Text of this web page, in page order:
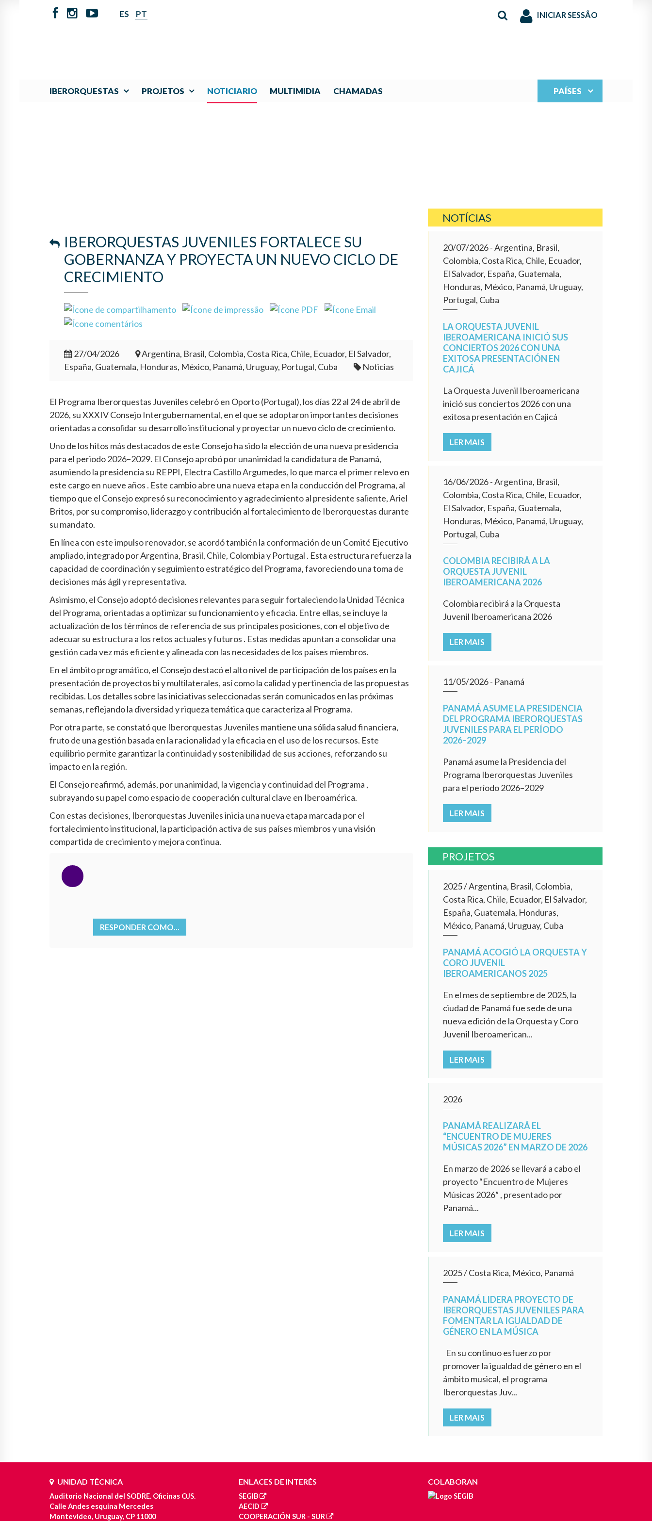
ES PT INICIAR SESSÃO
IBERORQUESTAS PROJETOS NOTICIARIO MULTIMIDIA CHAMADAS PAÍSES
IBERORQUESTAS JUVENILES FORTALECE SU
GOBERNANZA Y PROYECTA UN NUEVO CICLO DE
CRECIMIENTO
27/04/2026
Argentina, Brasil, Colombia, Costa Rica, Chile, Ecuador, El Salvador,
España, Guatemala, Honduras, México, Panamá, Uruguay, Portugal, Cuba
Noticias
El Programa Iberorquestas Juveniles celebró en Oporto (Portugal), los días 22 al 24 de abril de
2026, su XXXIV Consejo Intergubernamental, en el que se adoptaron importantes decisiones
orientadas a consolidar su desarrollo institucional y proyectar un nuevo ciclo de crecimiento.
Uno de los hitos más destacados de este Consejo ha sido la elección de una nueva presidencia
para el periodo 2026–2029. El Consejo aprobó por unanimidad la candidatura de Panamá,
asumiendo la presidencia su REPPI, Electra Castillo Argumedes, lo que marca el primer relevo en
este cargo en nueve años . Este cambio abre una nueva etapa en la conducción del Programa, al
tiempo que el Consejo expresó su reconocimiento y agradecimiento al presidente saliente, Ariel
Britos, por su compromiso, liderazgo y contribución al fortalecimiento de Iberorquestas durante
su mandato.
En línea con este impulso renovador, se acordó también la conformación de un Comité Ejecutivo
ampliado, integrado por Argentina, Brasil, Chile, Colombia y Portugal . Esta estructura refuerza la
capacidad de coordinación y seguimiento estratégico del Programa, favoreciendo una toma de
decisiones más ágil y representativa.
Asimismo, el Consejo adoptó decisiones relevantes para seguir fortaleciendo la Unidad Técnica
del Programa, orientadas a optimizar su funcionamiento y eficacia. Entre ellas, se incluye la
actualización de los términos de referencia de sus principales posiciones, con el objetivo de
adecuar su estructura a los retos actuales y futuros . Estas medidas apuntan a consolidar una
gestión cada vez más eficiente y alineada con las necesidades de los países miembros.
En el ámbito programático, el Consejo destacó el alto nivel de participación de los países en la
presentación de proyectos bi y multilaterales, así como la calidad y pertinencia de las propuestas
recibidas. Los detalles sobre las iniciativas seleccionadas serán comunicados en las próximas
semanas, reflejando la diversidad y riqueza temática que caracteriza al Programa.
Por otra parte, se constató que Iberorquestas Juveniles mantiene una sólida salud financiera,
fruto de una gestión basada en la racionalidad y la eficacia en el uso de los recursos. Este
equilibrio permite garantizar la continuidad y sostenibilidad de sus acciones, reforzando su
impacto en la región.
El Consejo reafirmó, además, por unanimidad, la vigencia y continuidad del Programa ,
subrayando su papel como espacio de cooperación cultural clave en Iberoamérica.
Con estas decisiones, Iberorquestas Juveniles inicia una nueva etapa marcada por el
fortalecimiento institucional, la participación activa de sus países miembros y una visión
compartida de crecimiento y mejora continua.
RESPONDER COMO...
NOTÍCIAS
20/07/2026- Argentina, Brasil,
Colombia, Costa Rica, Chile, Ecuador,
El Salvador, España, Guatemala,
Honduras, México, Panamá, Uruguay,
Portugal, Cuba
LA ORQUESTA JUVENIL
IBEROAMERICANA INICIÓ SUS
CONCIERTOS 2026 CON UNA
EXITOSA PRESENTACIÓN EN
CAJICÁ
La Orquesta Juvenil Iberoamericana
inició sus conciertos 2026 con una
exitosa presentación en Cajicá
LER MAIS
16/06/2026- Argentina, Brasil,
Colombia, Costa Rica, Chile, Ecuador,
El Salvador, España, Guatemala,
Honduras, México, Panamá, Uruguay,
Portugal, Cuba
COLOMBIA RECIBIRÁ A LA
ORQUESTA JUVENIL
IBEROAMERICANA 2026
Colombia recibirá a la Orquesta
Juvenil Iberoamericana 2026
LER MAIS
11/05/2026- Panamá
PANAMÁ ASUME LA PRESIDENCIA
DEL PROGRAMA IBERORQUESTAS
JUVENILES PARA EL PERÍODO
2026–2029
Panamá asume la Presidencia del
Programa Iberorquestas Juveniles
para el período 2026–2029
LER MAIS
PROJETOS
2025/Argentina, Brasil, Colombia,
Costa Rica, Chile, Ecuador, El Salvador,
España, Guatemala, Honduras,
México, Panamá, Uruguay, Cuba
PANAMÁ ACOGIÓ LA ORQUESTA Y
CORO JUVENIL
IBEROAMERICANOS 2025
En el mes de septiembre de 2025, la
ciudad de Panamá fue sede de una
nueva edición de la Orquesta y Coro
Juvenil Iberoamerican...
LER MAIS
2026
PANAMÁ REALIZARÁ EL
“ENCUENTRO DE MUJERES
MÚSICAS 2026” EN MARZO DE 2026
En marzo de 2026 se llevará a cabo el
proyecto “Encuentro de Mujeres
Músicas 2026” , presentado por
Panamá...
LER MAIS
2025/Costa Rica, México, Panamá
PANAMÁ LIDERA PROYECTO DE
IBERORQUESTAS JUVENILES PARA
FOMENTAR LA IGUALDAD DE
GÉNERO EN LA MÚSICA
En su continuo esfuerzo por
promover la igualdad de género en el
ámbito musical, el programa
Iberorquestas Juv...
LER MAIS
UNIDAD TÉCNICA
Auditorio Nacional del SODRE. Oficinas OJS.
Calle Andes esquina Mercedes
Montevideo, Uruguay, CP 11000
ENLACES DE INTERÉS
SEGIB
AECID
COOPERACIÓN SUR - SUR
COLABORAN